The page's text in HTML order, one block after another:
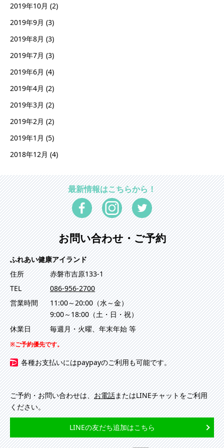
2019年10月 (2)
2019年9月 (3)
2019年8月 (3)
2019年7月 (3)
2019年6月 (4)
2019年4月 (2)
2019年3月 (2)
2019年2月 (2)
2019年1月 (5)
2018年12月 (4)
最新情報はこちらから！
お問い合わせ・ご予約
ふれあい健康アイランド
住所
赤磐市吉原133-1
TEL
086-956-2700
営業時間
11:00～20:00（水～金）
9:00～18:00（土・日・祝）
休業日
毎週月・火曜、年末年始 等
ご予約優先です。
各種お支払いにはpaypayのご利用も可能です。
ご予約・お問い合わせは、 お電話またはLINEチャットをご利用
ください。
LINEの友だち追加はこちら